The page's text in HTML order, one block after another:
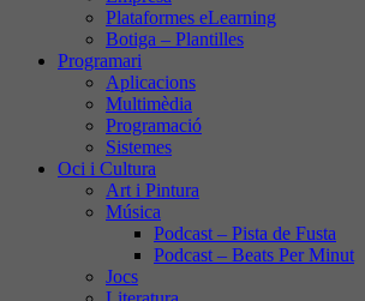
Plataformes eLearning
Botiga – Plantilles
Programari
Aplicacions
Multimèdia
Programació
Sistemes
Oci i Cultura
Art i Pintura
Música
Podcast – Pista de Fusta
Podcast – Beats Per Minut
Jocs